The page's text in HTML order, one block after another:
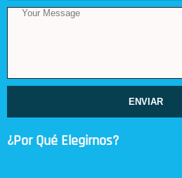
ENVIAR
¿Por Qué Elegirnos?